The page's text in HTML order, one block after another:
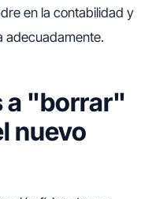
en la contabilidad y
adecuadamente.
a "borrar"
nuevo